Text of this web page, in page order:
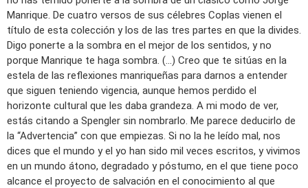
Manrique. De cuatro versos de sus célebres Coplas vienen el
título de esta colección y los de las tres partes en que la divides.
Digo ponerte a la sombra en el mejor de los sentidos, y no
porque Manrique te haga sombra. (…) Creo que te sitúas en la
estela de las reflexiones manriqueñas para darnos a entender
que siguen teniendo vigencia, aunque hemos perdido el
horizonte cultural que les daba grandeza. A mi modo de ver,
estás citando a Spengler sin nombrarlo. Me parece deducirlo de
la “Advertencia” con que empiezas. Si no la he leído mal, nos
dices que el mundo y el yo han sido mil veces escritos, y vivimos
en un mundo átono, degradado y póstumo, en el que tiene poco
alcance el proyecto de salvación en el conocimiento al que